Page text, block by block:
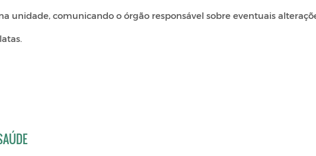
unidade, comunicando o órgão responsável sobre eventuais